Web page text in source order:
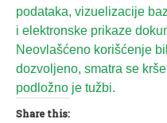
podataka, vizuelizacije
i elektronske prikaze
Neovlašćeno korišćenje
dozvoljeno, smatra se
podložno je tužbi.
Share this: